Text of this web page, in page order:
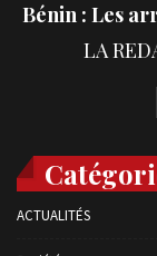
Bénin : Les
ACTUALITÉS